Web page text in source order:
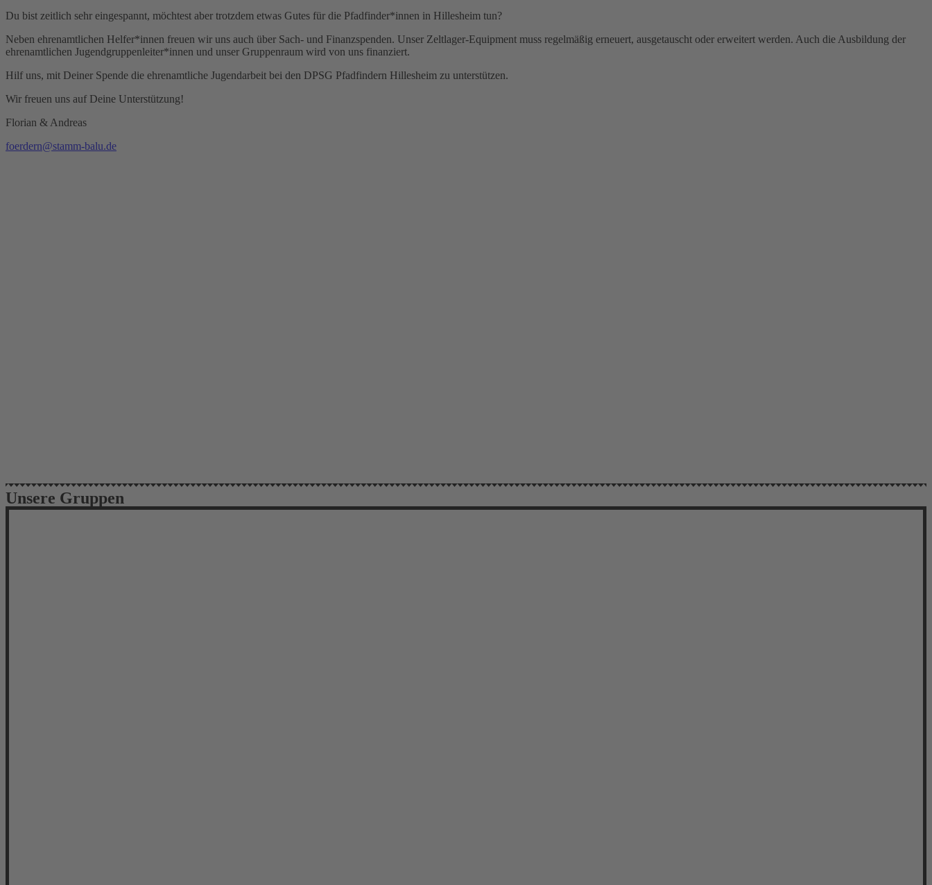
Du bist zeitlich sehr eingespannt, möchtest aber trotzdem etwas Gutes für die Pfadfinder*innen in Hillesheim tun?
Neben ehrenamtlichen Helfer*innen freuen wir uns auch über Sach- und Finanzspenden. Unser Zeltlager-Equipment muss regelmäßig erneuert, ausgetauscht oder erweitert werden. Auch die Ausbildung der
ehrenamtlichen Jugendgruppenleiter*innen und unser Gruppenraum wird von uns finanziert.
Hilf uns, mit Deiner Spende die ehrenamtliche Jugendarbeit bei den DPSG Pfadfindern Hillesheim zu unterstützen.
Wir freuen uns auf Deine Unterstützung!
Florian & Andreas
foerdern@stamm-balu.de
Unsere Gruppen